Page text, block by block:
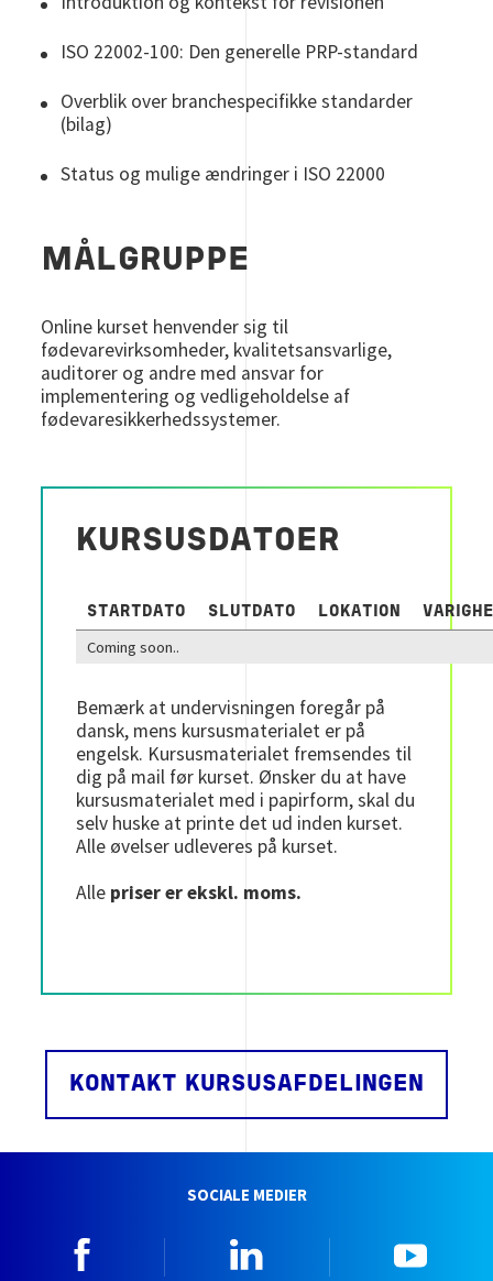
ISO 22002-100: Den generelle PRP-standard
Overblik over branchespecifikke standarder
(bilag)
Status og mulige ændringer i ISO 22000
MÅLGRUPPE
Online kurset henvender sig til
fødevarevirksomheder, kvalitetsansvarlige,
auditorer og andre med ansvar for
implementering og vedligeholdelse af
fødevaresikkerhedssystemer.
KURSUSDATOER
STARTDATO SLUTDATO LOKATION
Coming soon..
Bemærk at undervisningen foregår på
dansk, mens kursusmaterialet er på
engelsk. Kursusmaterialet fremsendes til
dig på mail før kurset. Ønsker du at have
kursusmaterialet med i papirform, skal du
selv huske at printe det ud inden kurset.
Alle øvelser udleveres på kurset.
Alle priser er ekskl. moms.
KONTAKT KURSUSAFDELINGEN
SOCIALE MEDIER